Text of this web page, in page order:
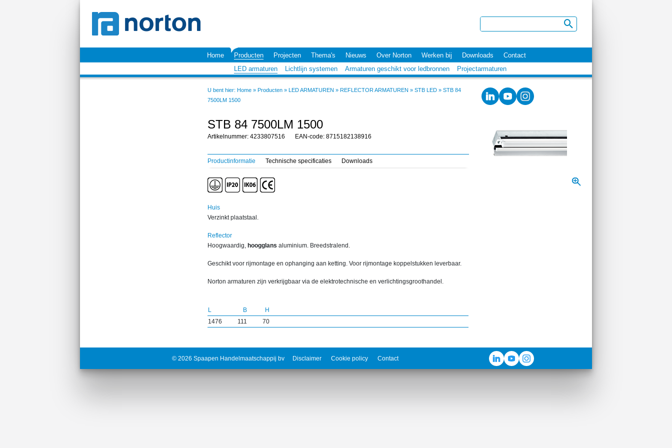
Home Producten Projecten Thema's Nieuws Over Norton Werken bij Downloads
Contact
LED armaturen
Lichtlijn systemen Armaturen geschikt voor ledbronnen Projectarmaturen
U bent hier: Home » Producten » LED ARMATUREN » REFLECTOR ARMATUREN » STB LED » STB 84
7500LM 1500
STB 84 7500LM 1500
Artikelnummer: 4233807516 EAN-code: 8715182138916
Productinformatie Technische specificaties Downloads
Huis
Verzinkt plaatstaal.
Reflector
Hoogwaardig, hoogglans aluminium. Breedstralend.
Geschikt voor rijmontage en ophanging aan ketting. Voor rijmontage koppelstukken leverbaar.
Norton armaturen zijn verkrijgbaar via de elektrotechnische en verlichtingsgroothandel.
L B
H
1476
111 70
© 2026 Spaapen Handelmaatschappij bv Disclaimer Cookie policy Contact